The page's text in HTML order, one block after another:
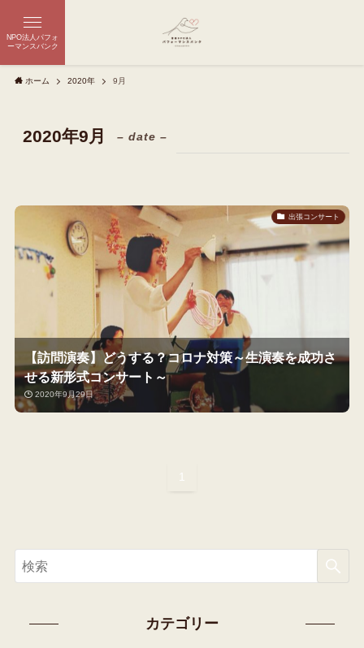
NPO法人パフォ
ーマンスバンク
ホーム 2020年 9月
2020年9月 – date –
出張コンサート
【訪問演奏】どうする？コロナ対策～生演奏を成功さ
せる新形式コンサート～
2020年9月29日
1
カテゴリー